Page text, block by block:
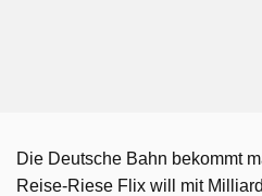
Die Deutsche Bahn bekommt
Reise-Riese Flix will mit